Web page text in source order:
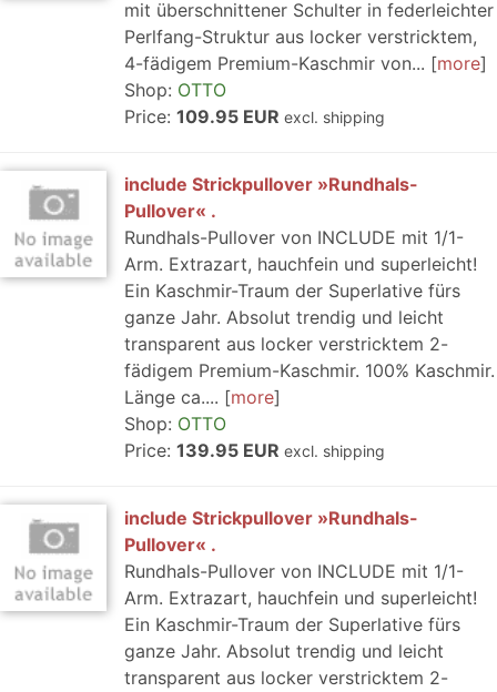
mit überschnittener Schulter in federleichter
Perlfang-Struktur aus locker verstricktem,
4-fädigem Premium-Kaschmir von...
more
Shop: OTTO
Price: 109.95 EUR excl. shipping
include Strickpullover »Rundhals-
Pullover« .
Rundhals-Pullover von INCLUDE mit 1/1-
Arm. Extrazart, hauchfein und superleicht!
Ein Kaschmir-Traum der Superlative fürs
ganze Jahr. Absolut trendig und leicht
transparent aus locker verstricktem 2-
fädigem Premium-Kaschmir. 100% Kaschmir.
Länge ca....
more
Shop: OTTO
Price: 139.95 EUR excl. shipping
include Strickpullover »Rundhals-
Pullover« .
Rundhals-Pullover von INCLUDE mit 1/1-
Arm. Extrazart, hauchfein und superleicht!
Ein Kaschmir-Traum der Superlative fürs
ganze Jahr. Absolut trendig und leicht
transparent aus locker verstricktem 2-